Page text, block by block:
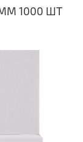
1000 ШТ